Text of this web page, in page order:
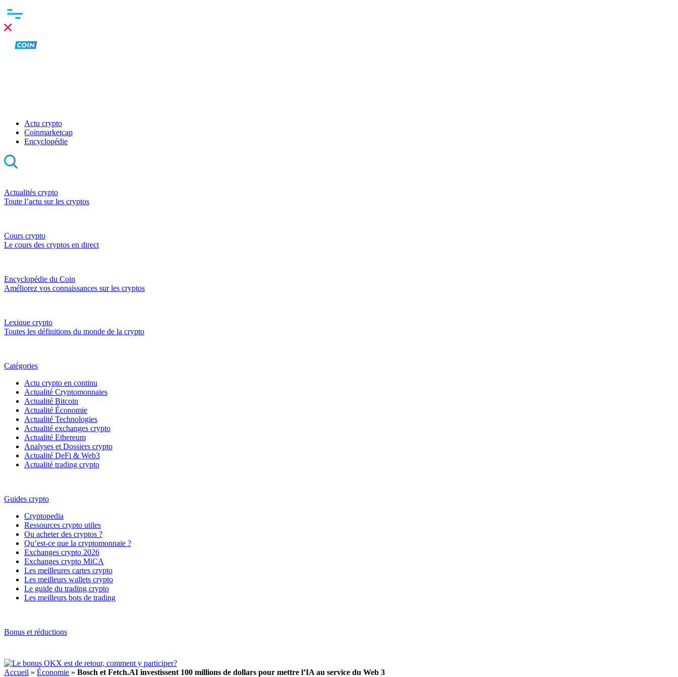
Actu crypto
Coinmarketcap
Encyclopédie
Actualités crypto
Toute l’actu sur les cryptos
Cours crypto
Le cours des cryptos en direct
Encyclopédie du Coin
Améliorez vos connaissances sur les cryptos
Lexique crypto
Toutes les définitions du monde de la crypto
Catégories
Actu crypto en continu
Actualité Cryptomonnaies
Actualité Bitcoin
Actualité Économie
Actualité Technologies
Actualité exchanges crypto
Actualité Ethereum
Analyses et Dossiers crypto
Actualité DeFi & Web3
Actualité trading crypto
Guides crypto
Cryptopedia
Ressources crypto utiles
Ou acheter des cryptos ?
Qu’est-ce que la cryptomonnaie ?
Exchanges crypto 2026
Exchanges crypto MiCA
Les meilleures cartes crypto
Les meilleurs wallets crypto
Le guide du trading crypto
Les meilleurs bots de trading
Bonus et réductions
Accueil » Économie » Bosch et Fetch.AI investissent 100 millions de dollars pour mettre l’IA au service du Web 3